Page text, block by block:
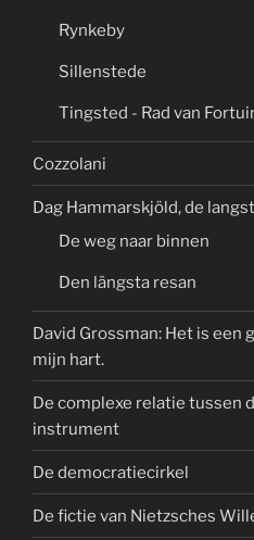
Rynkeby
Sillenstede
Tingsted - Rad van
Cozzolani
Dag Hammarskjöld, de
De weg naar binnen
Den längsta resan
David Grossman: Het is een
mijn hart.
De complexe relatie tussen
instrument
De democratiecirkel
De fictie van Nietzsches